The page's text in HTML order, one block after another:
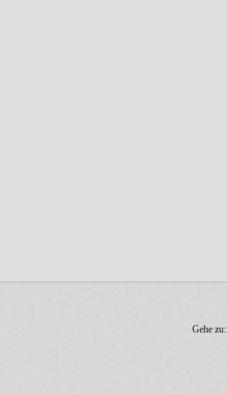
Gehe zu: